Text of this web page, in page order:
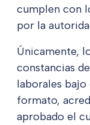
cumplen con
por la
Únicamente,
constancias
laborales
formato,
aprobado el